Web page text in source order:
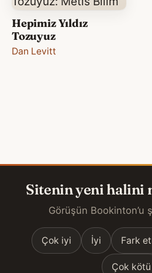
Hepimiz Yıldız
Tozuyuz
Dan Levitt
Sitenin yeni halini
Görüşün Bookinton’u
Çok iyi İyi Fark
Çok kötü